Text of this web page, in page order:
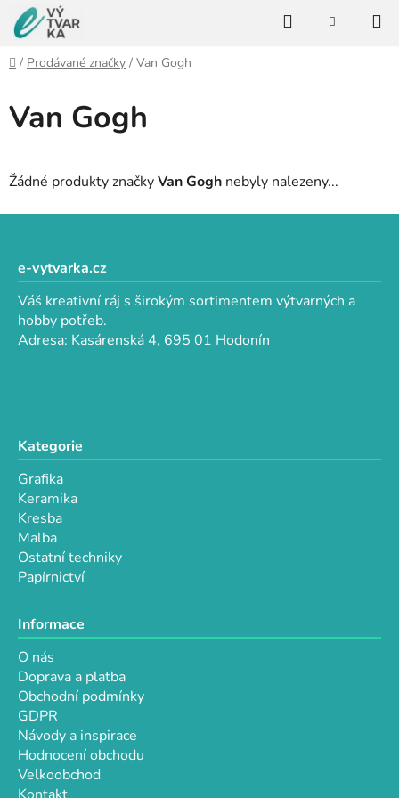
Přejít
na
obsah
HledatNÁKUPNÍ
Domů
/ Prodávané značky / Van Gogh
Van Gogh
Žádné produkty značkyVan Gogh nebyly nalezeny...
e-vytvarka.cz
Váš kreativní ráj s širokým sortimentem výtvarných a
hobby potřeb.
Adresa: Kasárenská 4, 695 01 Hodonín
Kategorie
Grafika
Keramika
Kresba
Malba
Ostatní techniky
Papírnictví
Informace
O nás
Doprava a platba
Obchodní podmínky
GDPR
Návody a inspirace
Hodnocení obchodu
Velkoobchod